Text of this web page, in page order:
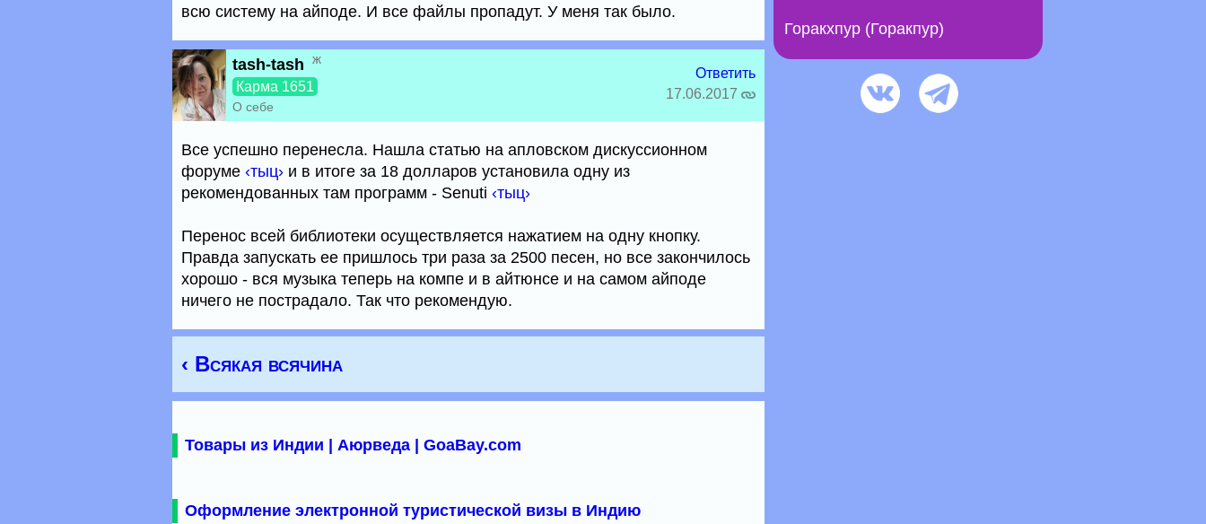
всю систему на айподе. И все файлы пропадут. У меня так было.
tash-tash ж
Карма 1651
О себе
Ответить
17.06.2017
Все успешно перенесла. Нашла статью на апловском дискуссионном
форуме ‹тыц› и в итоге за 18 долларов установила одну из
рекомендованных там программ - Senuti ‹тыц›
Перенос всей библиотеки осуществляется нажатием на одну кнопку.
Правда запускать ее пришлось три раза за 2500 песен, но все закончилось
хорошо - вся музыка теперь на компе и в айтюнсе и на самом айподе
ничего не пострадало. Так что рекомендую.
‹ Всякая всячина
Товары из Индии | Аюрведа | GoaBay.com
Оформление электронной туристической визы в Индию
Горакхпур (Горакпур)